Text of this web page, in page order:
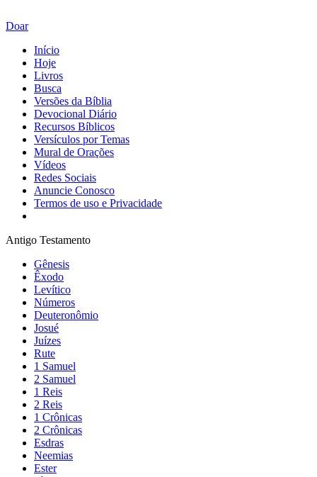
Doar
Início
Hoje
Livros
Busca
Versões da Bíblia
Devocional Diário
Recursos Bíblicos
Versículos por Temas
Mural de Orações
Vídeos
Redes Sociais
Anuncie Conosco
Termos de uso e Privacidade
Antigo Testamento
Gênesis
Êxodo
Levítico
Números
Deuteronômio
Josué
Juízes
Rute
1 Samuel
2 Samuel
1 Reis
2 Reis
1 Crônicas
2 Crônicas
Esdras
Neemias
Ester